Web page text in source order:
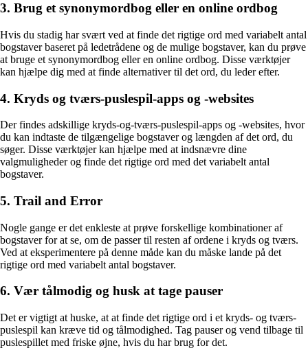
3. Brug et synonymordbog eller en online ordbog
Hvis du stadig har svært ved at finde det rigtige ord med variabelt antal
bogstaver baseret på ledetrådene og de mulige bogstaver, kan du prøve
at bruge et synonymordbog eller en online ordbog. Disse værktøjer
kan hjælpe dig med at finde alternativer til det ord, du leder efter.
4. Kryds og tværs-puslespil-apps og -websites
Der findes adskillige kryds-og-tværs-puslespil-apps og -websites, hvor
du kan indtaste de tilgængelige bogstaver og længden af det ord, du
søger. Disse værktøjer kan hjælpe med at indsnævre dine
valgmuligheder og finde det rigtige ord med det variabelt antal
bogstaver.
5. Trail and Error
Nogle gange er det enkleste at prøve forskellige kombinationer af
bogstaver for at se, om de passer til resten af ordene i kryds og tværs.
Ved at eksperimentere på denne måde kan du måske lande på det
rigtige ord med variabelt antal bogstaver.
6. Vær tålmodig og husk at tage pauser
Det er vigtigt at huske, at at finde det rigtige ord i et kryds- og tværs-
puslespil kan kræve tid og tålmodighed. Tag pauser og vend tilbage til
puslespillet med friske øjne, hvis du har brug for det.